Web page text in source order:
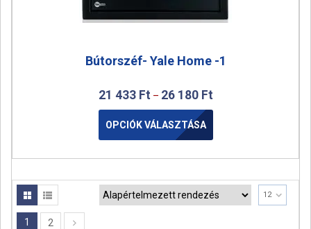
Bútorszéf- Yale Home -1
21 433 Ft – 26 180 Ft
OPCIÓK VÁLASZTÁSA
12
1 2